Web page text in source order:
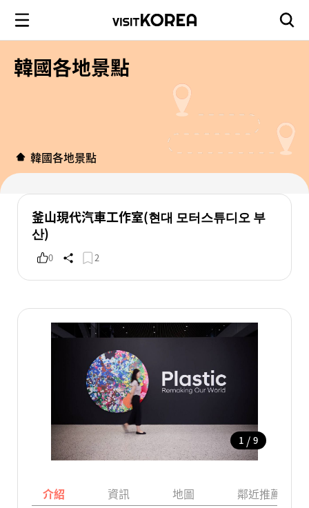
韓國各地景點
韓國各地景點
釜山現代汽車工作室(현대 모터스튜디오 부
산)
0 2
1 / 9
介紹 資訊 地圖 鄰近推薦景點